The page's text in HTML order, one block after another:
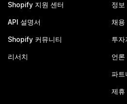
Shopify 지원 센터
API 설명서
Shopify 커뮤니티
리서치
정보
채용
투자
언론
파트
제휴